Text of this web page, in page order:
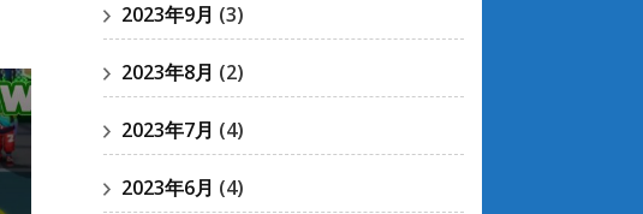
2023年9月 (3)
2023年8月 (2)
2023年7月 (4)
2023年6月 (4)